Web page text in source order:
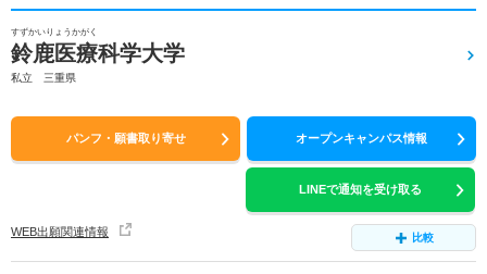
すずかいりょうかがく
鈴鹿医療科学大学
私立 三重県
パンフ・願書取り寄せ オープンキャンパス情報
LINEで通知を受け取る
WEB出願関連情報 比較